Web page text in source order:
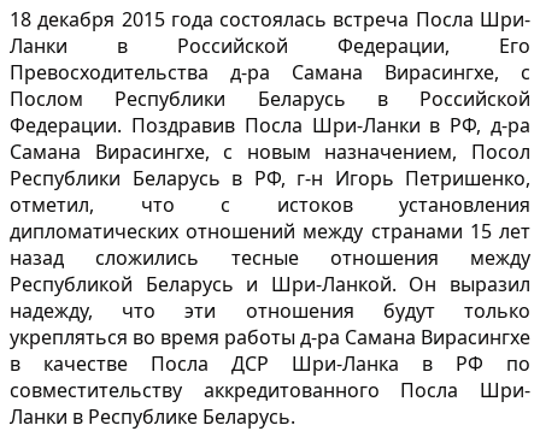
18 декабря 2015 года состоялась встреча Посла Шри-
Ланки в Российской Федерации, Его
Превосходительства д-ра Самана Вирасингхе, с
Послом Республики Беларусь в Российской
Федерации. Поздравив Посла Шри-Ланки в РФ, д-ра
Самана Вирасингхе, с новым назначением, Посол
Республики Беларусь в РФ, г-н Игорь Петришенко,
отметил, что с истоков установления
дипломатических отношений между странами 15 лет
назад сложились тесные отношения между
Республикой Беларусь и Шри-Ланкой. Он выразил
надежду, что эти отношения будут только
укрепляться во время работы д-ра Самана Вирасингхе
в качестве Посла ДСР Шри-Ланка в РФ по
совместительству аккредитованного Посла Шри-
Ланки в Республике Беларусь.